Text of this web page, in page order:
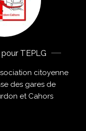
TEPLG
citoyenne
des gares de
et Cahors